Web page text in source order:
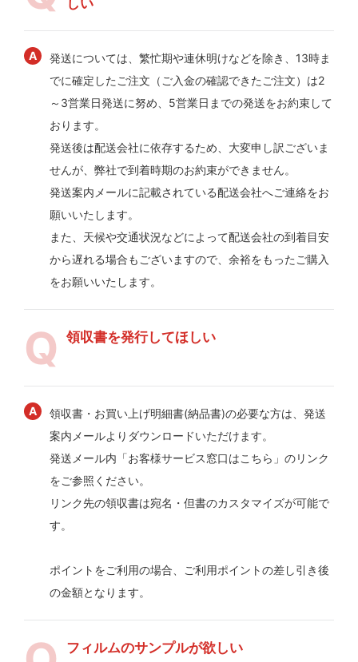
発送については、繁忙期や連休明けなどを除き、13時ま
でに確定したご注文（ご入金の確認できたご注文）は2
～3営業日発送に努め、5営業日までの発送をお約束して
おります。
発送後は配送会社に依存するため、大変申し訳ございま
せんが、弊社で到着時期のお約束ができません。
発送案内メールに記載されている配送会社へご連絡をお
願いいたします。
また、天候や交通状況などによって配送会社の到着目安
から遅れる場合もございますので、余裕をもったご購入
をお願いいたします。
領収書を発行してほしい
領収書・お買い上げ明細書(納品書)の必要な方は、発送
案内メールよりダウンロードいただけます。
発送メール内「お客様サービス窓口はこちら」のリンク
をご参照ください。
リンク先の領収書は宛名・但書のカスタマイズが可能で
す。
ポイントをご利用の場合、ご利用ポイントの差し引き後
の金額となります。
フィルムのサンプルが欲しい